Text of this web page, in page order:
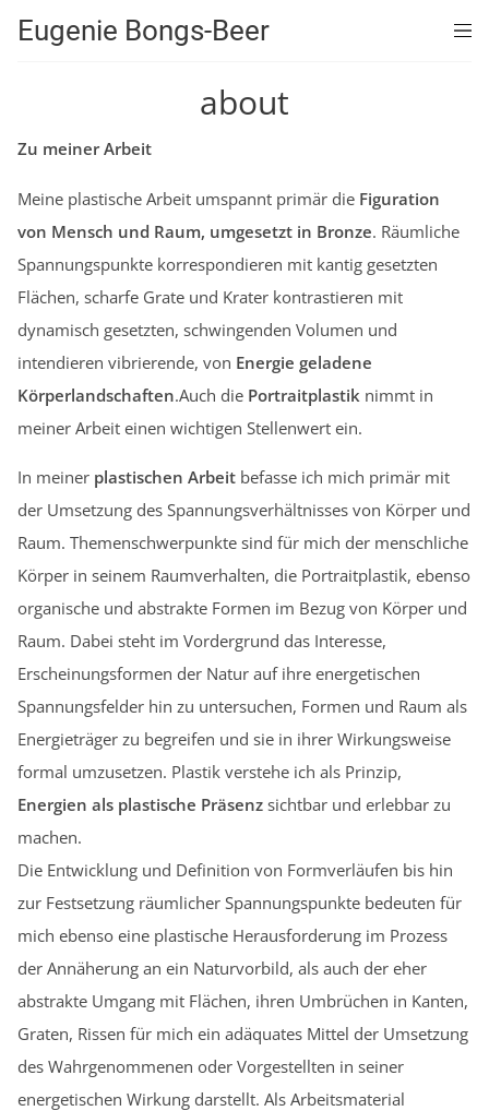
Eugenie Bongs-Beer
about
Zu meiner Arbeit
Meine plastische Arbeit umspannt primär die Figuration
von Mensch und Raum, umgesetzt in Bronze. Räumliche
Spannungspunkte korrespondieren mit kantig gesetzten
Flächen, scharfe Grate und Krater kontrastieren mit
dynamisch gesetzten, schwingenden Volumen und
intendieren vibrierende, von Energie geladene
Körperlandschaften.Auch die Portraitplastik nimmt in
meiner Arbeit einen wichtigen Stellenwert ein.
In meiner plastischen Arbeit befasse ich mich primär mit
der Umsetzung des Spannungsverhältnisses von Körper und
Raum. Themenschwerpunkte sind für mich der menschliche
Körper in seinem Raumverhalten, die Portraitplastik, ebenso
organische und abstrakte Formen im Bezug von Körper und
Raum. Dabei steht im Vordergrund das Interesse,
Erscheinungsformen der Natur auf ihre energetischen
Spannungsfelder hin zu untersuchen, Formen und Raum als
Energieträger zu begreifen und sie in ihrer Wirkungsweise
formal umzusetzen. Plastik verstehe ich als Prinzip,
Energien als plastische Präsenz sichtbar und erlebbar zu
machen.
Die Entwicklung und Definition von Formverläufen bis hin
zur Festsetzung räumlicher Spannungspunkte bedeuten für
mich ebenso eine plastische Herausforderung im Prozess
der Annäherung an ein Naturvorbild, als auch der eher
abstrakte Umgang mit Flächen, ihren Umbrüchen in Kanten,
Graten, Rissen für mich ein adäquates Mittel der Umsetzung
des Wahrgenommenen oder Vorgestellten in seiner
energetischen Wirkung darstellt. Als Arbeitsmaterial